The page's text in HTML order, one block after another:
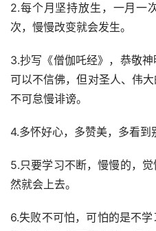
2.每个月坚持放生，一月一
次，慢慢改变就会发生。
3.抄写《僧伽吒经》，恭敬
可以不信佛，但对圣人、伟
不可怠慢诽谤。
4.多怀好心，多赞美，多看到
5.只要学习不断，慢慢的，
然就会上去。
6.失败不可怕，可怕的是不学